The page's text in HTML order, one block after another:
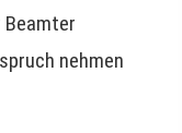
Beamter
nehmen